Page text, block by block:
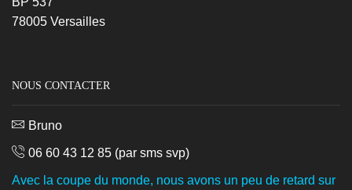
78005 Versailles
NOUS CONTACTER
Bruno
06 60 43 12 85 (par sms svp)
Avec la coupe du monde, nous avons un peu de retard sur